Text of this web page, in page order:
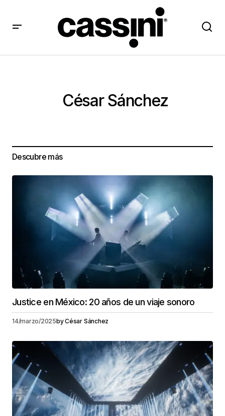
César Sánchez
Descubre más
Justice en México: 20 años de un viaje sonoro
14/marzo/2025byCésar Sánchez